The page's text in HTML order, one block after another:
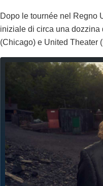
Dopo le tournée nel Regno
iniziale di circa una dozzina
(Chicago) e United Theater